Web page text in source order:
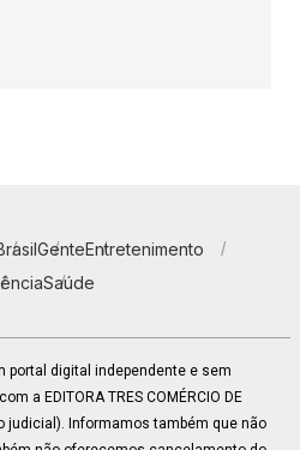
GenteEntretenimento
Saúde
portal digital independente e sem
a EDITORA TRES COMÉRCIO DE
judicial). Informamos também que não